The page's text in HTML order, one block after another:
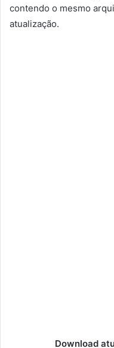
contendo o mesmo
atualização.
Download